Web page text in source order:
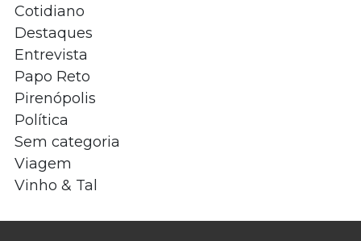
Cotidiano
Destaques
Entrevista
Papo Reto
Pirenópolis
Política
Sem categoria
Viagem
Vinho & Tal